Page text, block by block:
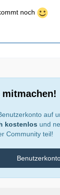
noch
auf
kostenlos und
Community teil!